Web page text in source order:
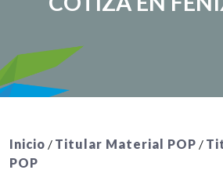
Inicio / Titular Material POP /
POP